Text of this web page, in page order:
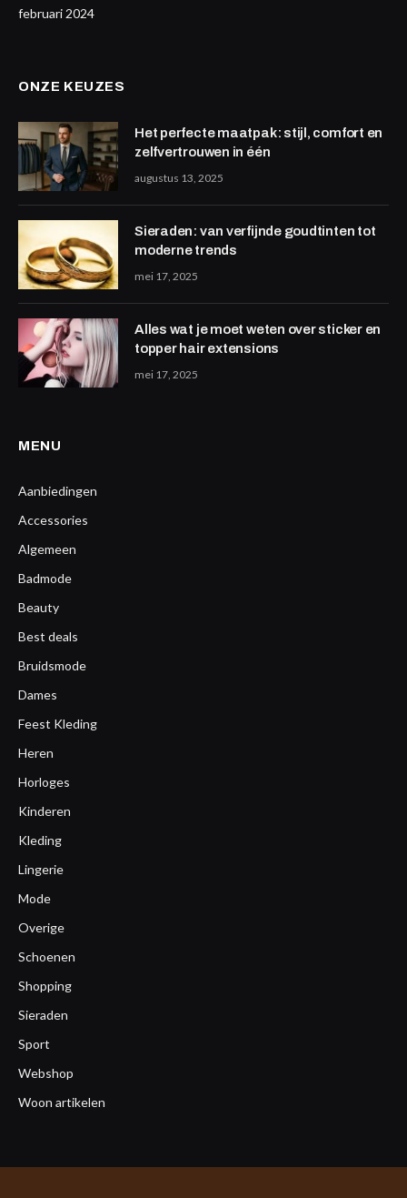
februari 2024
ONZE KEUZES
Het perfecte maatpak: stijl, comfort en
zelfvertrouwen in één
augustus 13, 2025
Sieraden: van verfijnde goudtinten tot
moderne trends
mei 17, 2025
Alles wat je moet weten over sticker en
topper hair extensions
mei 17, 2025
MENU
Aanbiedingen
Accessories
Algemeen
Badmode
Beauty
Best deals
Bruidsmode
Dames
Feest Kleding
Heren
Horloges
Kinderen
Kleding
Lingerie
Mode
Overige
Schoenen
Shopping
Sieraden
Sport
Webshop
Woon artikelen